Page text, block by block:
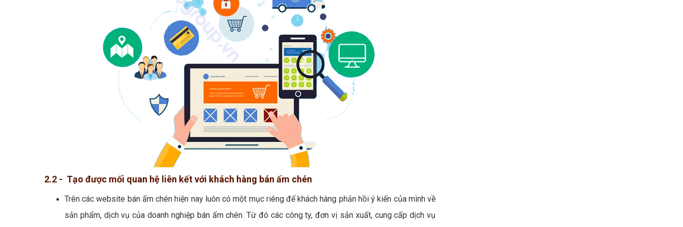
2.2 - Tạo được mối quan hệ liên kết với khách hàng bán ấm chén
Trên các website bán ấm chén hiện nay luôn có một mục riêng để khách hàng phản hồi ý kiến của mình về
sản phẩm, dịch vụ của doanh nghiệp bán ấm chén. Từ đó các công ty, đơn vị sản xuất, cung cấp dịch vụ